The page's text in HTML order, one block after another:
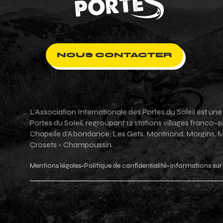
NOUS CONTACTER
L'Association Internationale des Portes du Soleil est
Portes du Soleil, regroupant 12 stations villages franco-
Chapelle d'Abondance, Les Gets, Montriond, Morgins,
Crosets - Champoussin.
Mentions légales-Politique de confidentialité-Informations sur